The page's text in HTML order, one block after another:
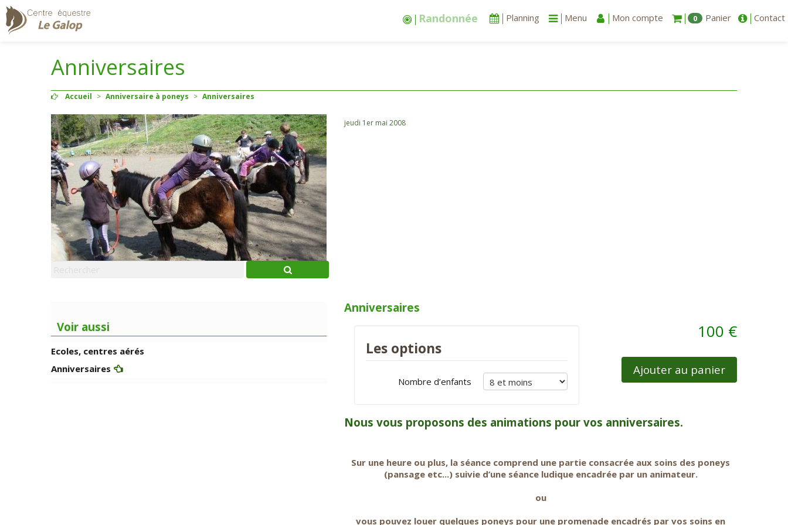
Stages vacances Planning Menu Mon compte 0 Panier Contact
Anniversaires
Accueil > Anniversaire à poneys > Anniversaires
jeudi 1er mai 2008
Anniversaires
Les options
Nombre d’enfants
100 €
Ajouter au panier
Nous vous proposons des animations pour vos anniversaires.
Sur une heure ou plus, la séance comprend une partie consacrée aux soins des poneys
(pansage etc...) suivie d’une séance ludique encadrée par un animateur.
ou
vous pouvez louer quelques poneys pour une promenade encadrés par vos soins en
Voir aussi
Ecoles, centres aérés
Anniversaires